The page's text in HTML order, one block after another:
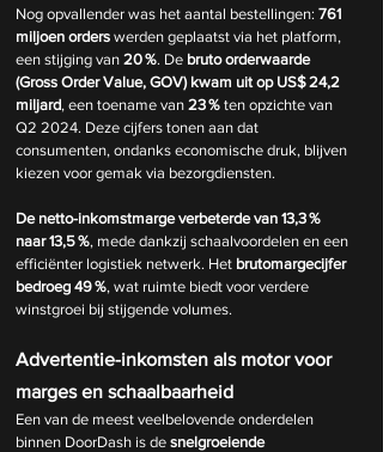
Nog opvallender was het aantal bestellingen: 761
miljoen orders werden geplaatst via het platform,
een stijging van 20 %. De bruto orderwaarde
(Gross Order Value, GOV) kwam uit op US$ 24,2
miljard, een toename van 23 % ten opzichte van
Q2 2024. Deze cijfers tonen aan dat
consumenten, ondanks economische druk, blijven
kiezen voor gemak via bezorgdiensten.
De netto-inkomstmarge verbeterde van 13,3 %
naar 13,5 %, mede dankzij schaalvoordelen en een
efficiënter logistiek netwerk. Het brutomargecijfer
bedroeg 49 %, wat ruimte biedt voor verdere
winstgroei bij stijgende volumes.
Advertentie-inkomsten als motor voor
marges en schaalbaarheid
Een van de meest veelbelovende onderdelen
binnen DoorDash is de snelgroeiende